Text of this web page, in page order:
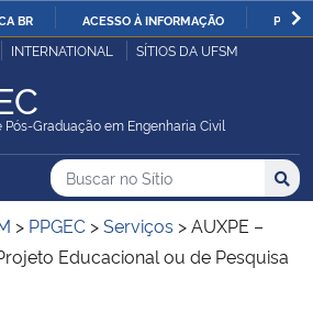
IR
BR ACESSO À INFORMAÇÃO
Pública
INTERNATIONAL SÍTIOS DA UFSM
Pós-Graduação em Engenharia Civil
do Sítio
Busca
Buscar no no Sítio
Busca:
> PPGEC >Serviços >AUXPE –
Educacional ou de Pesquisa